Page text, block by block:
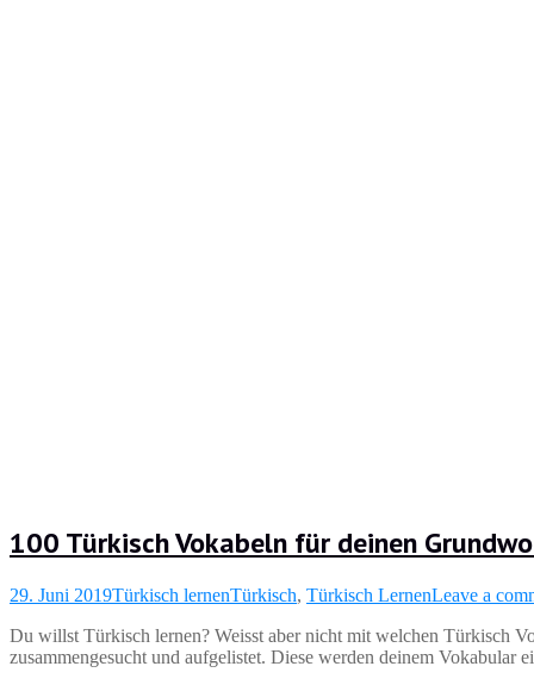
100 Türkisch Vokabeln für deinen
29. Juni 2019Türkisch lernenTürkisch, Türkisch LernenLeave a
Du willst Türkisch lernen? Weisst aber nicht mit welchen Türkisch
zusammengesucht und aufgelistet. Diese werden deinem Vokabular